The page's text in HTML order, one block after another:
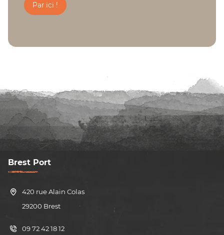
Par ici !
Brest Port
420 rue Alain Colas
29200 Brest
09 72 42 18 12